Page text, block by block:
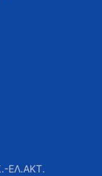
ΕΛ.ΑΚΤ.